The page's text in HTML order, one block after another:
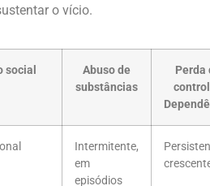
o vício.
social
Abuso de
substâncias
Perda
Intermitente,
em
episódios